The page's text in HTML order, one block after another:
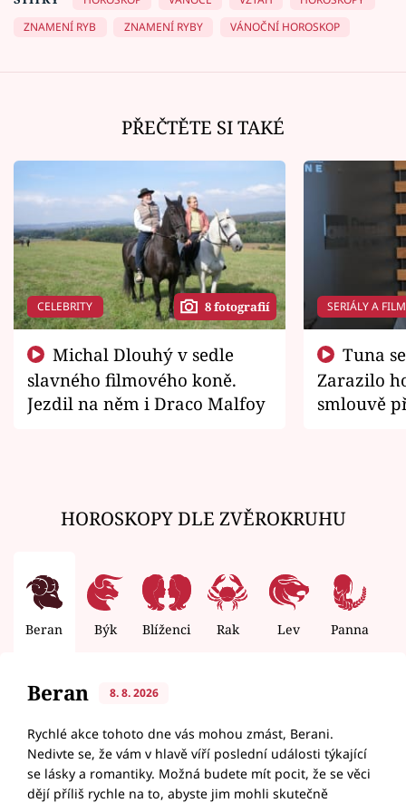
ZNAMENÍ RYB
ZNAMENÍ RYBY VÁNOČNÍ HOROSKOP
PŘEČTĚTE SI TAKÉ
CELEBRITY 8 fotografií
slavného filmového koně.
Jezdil na něm i Draco Malfoy
SERIÁLY A
Zarazilo
smlouvě
HOROSKOPY DLE ZVĚROKRUHU
Beran Býk Blíženci Rak Lev Panna
Beran 8. 8. 2026
Rychlé akce tohoto dne vás mohou zmást, Berani.
Nedivte se, že vám v hlavě víří poslední události týkající
se lásky a romantiky. Možná budete mít pocit, že se věci
dějí příliš rychle na to, abyste jim mohli skutečně